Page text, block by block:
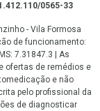
0565-33
- Vila Formosa
de funcionamento:
7.31847.3 | As
ofertas de remédios e
e não
pelo profissional da
de diagnosticar